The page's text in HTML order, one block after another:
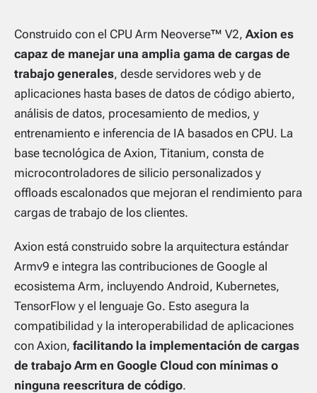
Construido con el CPU Arm Neoverse™ V2, Axion es
capaz de manejar una amplia gama de cargas de
trabajo generales, desde servidores web y de
aplicaciones hasta bases de datos de código abierto,
análisis de datos, procesamiento de medios, y
entrenamiento e inferencia de IA basados en CPU. La
base tecnológica de Axion, Titanium, consta de
microcontroladores de silicio personalizados y
offloads escalonados que mejoran el rendimiento para
cargas de trabajo de los clientes.
Axion está construido sobre la arquitectura estándar
Armv9 e integra las contribuciones de Google al
ecosistema Arm, incluyendo Android, Kubernetes,
TensorFlow y el lenguaje Go. Esto asegura la
compatibilidad y la interoperabilidad de aplicaciones
con Axion, facilitando la implementación de cargas
de trabajo Arm en Google Cloud con mínimas o
ninguna reescritura de código.